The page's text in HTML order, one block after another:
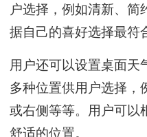
户选择，例如清新、简
据自己的喜好选择最符
用户还可以设置桌面天
多种位置供用户选择，
或右侧等等。用户可以
舒适的位置。